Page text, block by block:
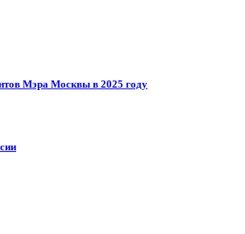
Мэра Москвы в 2025 году